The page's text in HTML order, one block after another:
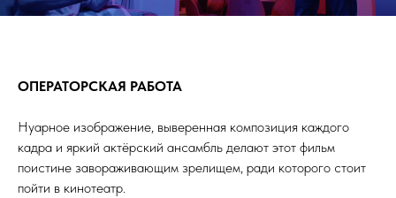
ОПЕРАТОРСКАЯ РАБОТА
Нуарное изображение, выверенная композиция каждого
кадра и яркий актёрский ансамбль делают этот фильм
поистине завораживающим зрелищем, ради которого стоит
пойти в кинотеатр.